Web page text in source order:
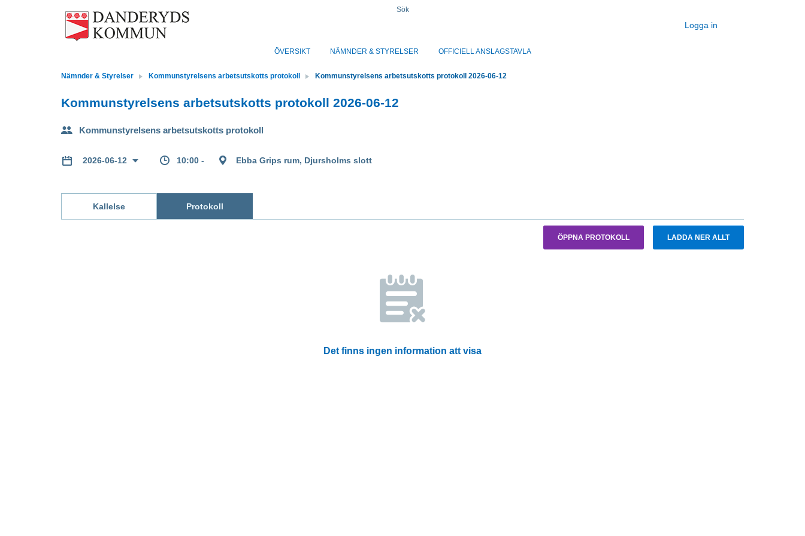
Sök
Logga in
ÖVERSIKT NÄMNDER & STYRELSER OFFICIELL ANSLAGSTAVLA
Nämnder & Styrelser Kommunstyrelsens arbetsutskotts protokoll Kommunstyrelsens arbetsutskotts protokoll 2026-06-12
Kommunstyrelsens arbetsutskotts protokoll 2026-06-12
Kommunstyrelsens arbetsutskotts protokoll
2026-06-12 10:00 - Ebba Grips rum, Djursholms slott
Kallelse Protokoll
ÖPPNA PROTOKOLL LADDA NER ALLT
Det finns ingen information att visa